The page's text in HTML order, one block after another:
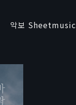
악보 Sheetmusic